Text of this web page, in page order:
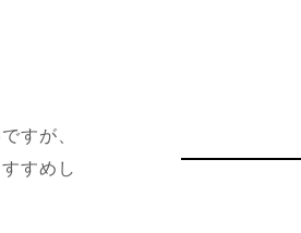
すが、
すめし